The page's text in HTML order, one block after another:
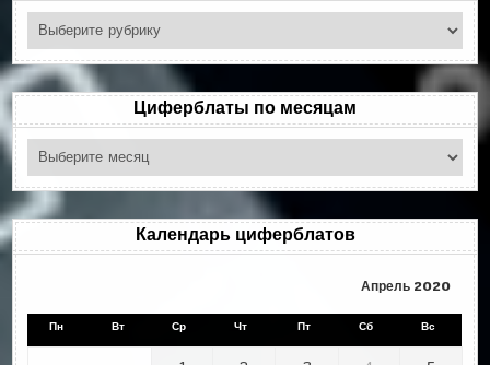
Поиск
рубрикам
Циферблаты по месяцам
Циферблаты
месяцам
Календарь циферблатов
Апрель 2020
Пн Вт Ср Чт Пт Сб Вс